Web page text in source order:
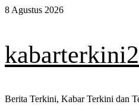
Skip
8 Agustus 2026
Berita Terkini, Kabar Terkini dan